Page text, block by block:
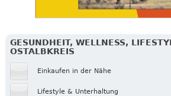
GESUNDHEIT, WELLNESS,
OSTALBKREIS
Einkaufen in der Nähe
Lifestyle & Unterhaltung